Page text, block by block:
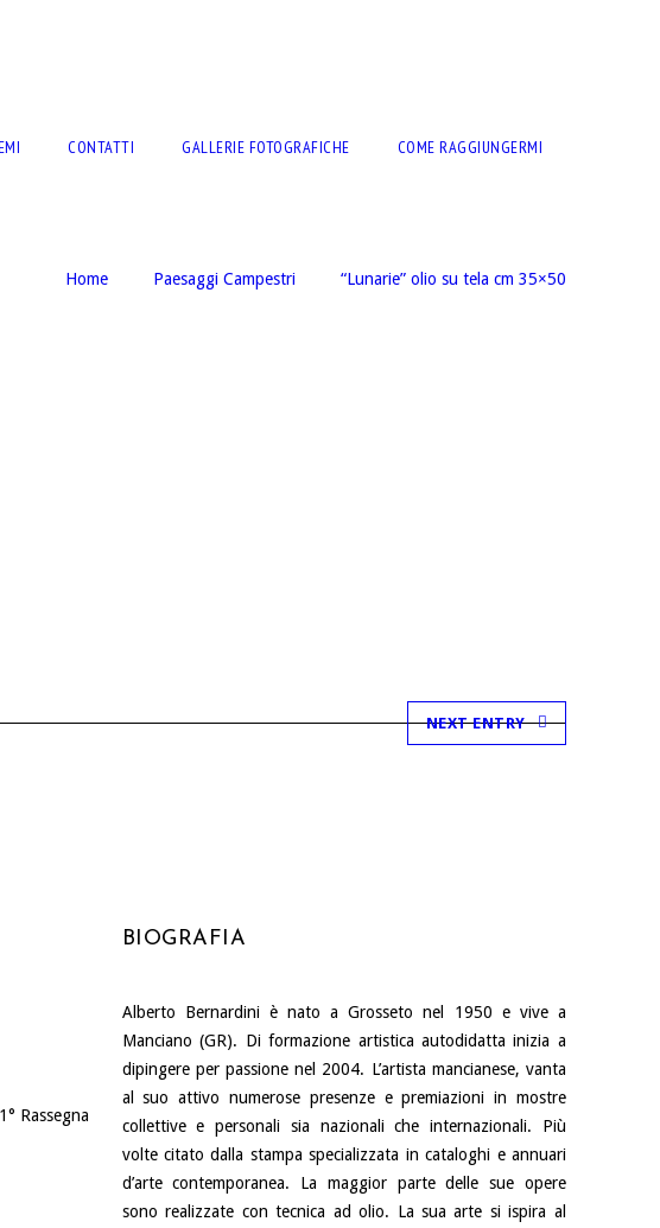
CONTATTI GALLERIE FOTOGRAFICHE COME RAGGIUNGERMI
Home Paesaggi Campestri “Lunarie” olio su tela cm 35×50
NEXT ENTRY
Rassegna
BIOGRAFIA
Alberto Bernardini è nato a Grosseto nel 1950 e vive a
Manciano (GR). Di formazione artistica autodidatta inizia a
dipingere per passione nel 2004. L’artista mancianese, vanta
al suo attivo numerose presenze e premiazioni in mostre
collettive e personali sia nazionali che internazionali. Più
volte citato dalla stampa specializzata in cataloghi e annuari
d’arte contemporanea. La maggior parte delle sue opere
sono realizzate con tecnica ad olio. La sua arte si ispira al